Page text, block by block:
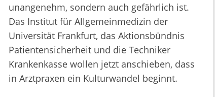
unangenehm, sondern auch gefährlich ist.
Das Institut für Allgemeinmedizin der
Universität Frankfurt, das Aktionsbündnis
Patientensicherheit und die Techniker
Krankenkasse wollen jetzt anschieben, dass
in Arztpraxen ein Kulturwandel beginnt.